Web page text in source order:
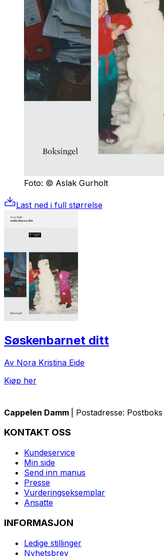
Foto: © Aslak Gurholt
Last ned i full størrelse
Søskenbarnet ditt
Av Nora Kristina Eide
Kjøp her
Cappelen Damm | Postadresse:
KONTAKT OSS
Kundeservice
Min side
Send inn manus
Presse
Vurderingseksemplar
Ansatte
INFORMASJON
Ledige stillinger
Nyhetsbrev